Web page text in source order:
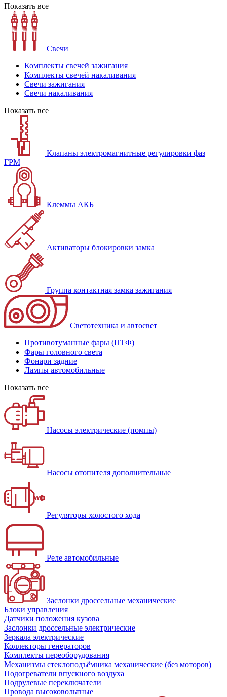
Показать все
Свечи
Комплекты свечей зажигания
Комплекты свечей накаливания
Свечи зажигания
Свечи накаливания
Показать все
Клапаны электромагнитные регулировки фаз
ГРМ
Клеммы АКБ
Активаторы блокировки замка
Группа контактная замка зажигания
Светотехника и автосвет
Противотуманные фары (ПТФ)
Фары головного света
Фонари задние
Лампы автомобильные
Показать все
Насосы электрические (помпы)
Насосы отопителя дополнительные
Регуляторы холостого хода
Реле автомобильные
Заслонки дроссельные механические
Блоки управления
Датчики положения кузова
Заслонки дроссельные электрические
Зеркала электрические
Коллекторы генераторов
Комплекты переоборудования
Механизмы стеклоподъёмника механические (без моторов)
Подогреватели впускного воздуха
Подрулевые переключатели
Провода высоковольтные